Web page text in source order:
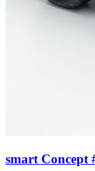
smart Concept